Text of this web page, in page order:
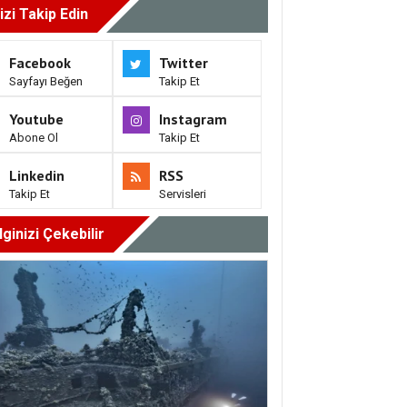
Takip Edin
Facebook
Sayfayı Beğen
Twitter
Takip Et
Youtube
Abone Ol
Instagram
Takip Et
Linkedin
Takip Et
RSS
Servisleri
Çekebilir